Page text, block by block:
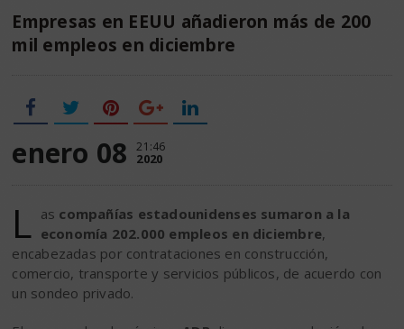
Empresas en EEUU añadieron más de 200
mil empleos en diciembre
enero 08 21:46
2020
L as compañías estadounidenses sumaron a la
economía 202.000 empleos en diciembre,
encabezadas por contrataciones en construcción,
comercio, transporte y servicios públicos, de acuerdo con
un sondeo privado.